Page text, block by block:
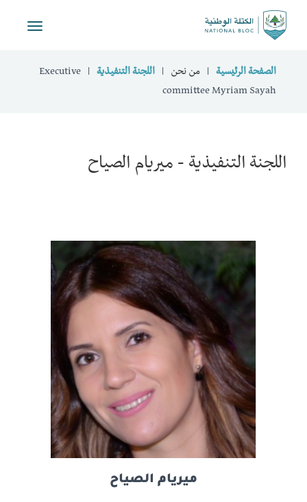
Toggle
الصفحة الرئيسية من نحن اللجنة التنفيذية
Executive
committee Myriam Sayah
اللجنة التنفيذية - ميريام الصياح
ميريام الصياح